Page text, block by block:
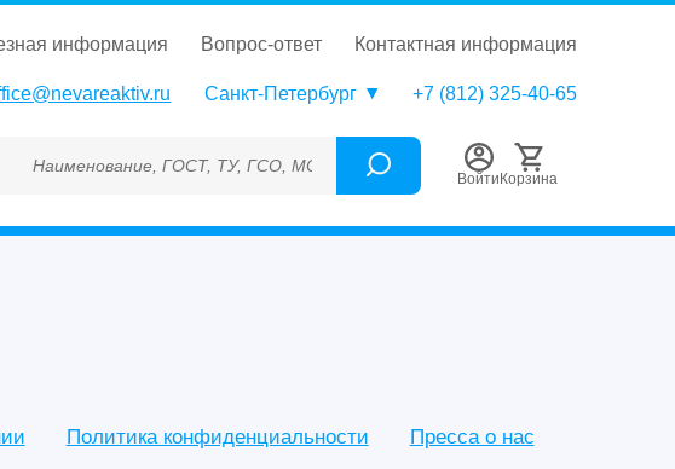
информация вопрос-ответ контактная информация
Санкт-Петербург +7 (812) 325-40-65
Наименование, ГОСТ, ТУ, ГСО, МСО, ОСО, СОП, ГРСИ, Каталожный номер
Войти Корзина
Политика конфиденциальности Пресса о нас